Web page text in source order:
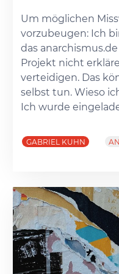
Um möglichen
vorzubeugen: Ich
das
Projekt nicht
verteidigen. Das
selbst tun. Wieso
Ich wurde
GABRIEL KUHN